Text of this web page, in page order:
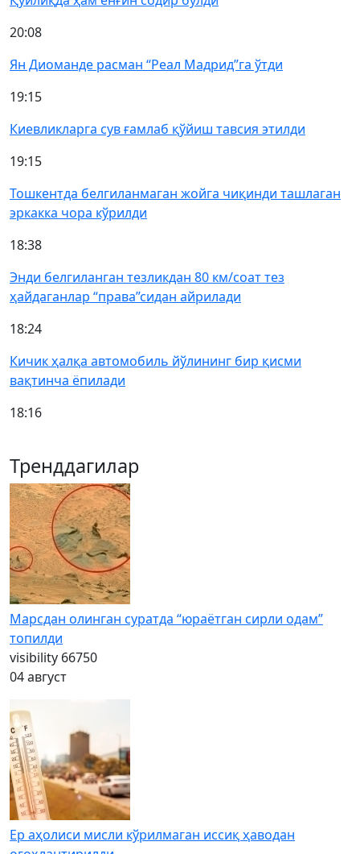
20:08
Ян Диоманде расман “Реал Мадрид”га ўтди
19:15
Киевликларга сув ғамлаб қўйиш тавсия этилди
19:15
Тошкентда белгиланмаган жойга чиқинди ташлаган
эркакка чора кўрилди
18:38
Энди белгиланган тезликдан 80 км/соат тез
ҳайдаганлар “права”сидан айрилади
18:24
Кичик ҳалқа автомобиль йўлининг бир қисми
вақтинча ёпилади
18:16
Тренддагилар
Марсдан олинган суратда “юраётган сирли одам”
топилди
visibility 66750
04 август
Ер аҳолиси мисли кўрилмаган иссиқ ҳаводан